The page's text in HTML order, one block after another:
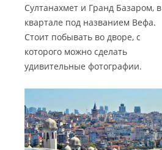
Султанахмет и Гранд Базаром, в
квартале под названием Вефа.
Стоит побывать во дворе, с
которого можно сделать
удивительные фотографии.